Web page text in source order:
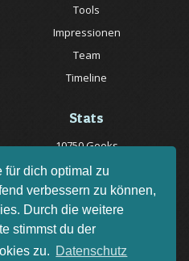
für dich optimal zu
verbessern zu können,
Durch die weitere
stimmst du der
zu. Datenschutz
Tools
Impressionen
Team
Timeline
Stats
10750 Geeks
20057 Rätsel online
150 Quizfragen online